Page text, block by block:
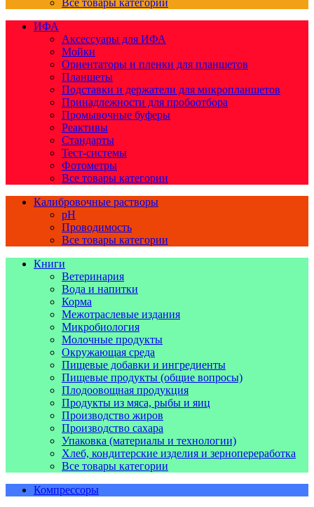
Все товары категории
ИФА
Аксессуары для ИФА
Мойки
Ориентаторы и пленки для планшетов
Планшеты
Подставки и держатели для микропланшетов
Принадлежности для пробоотбора
Промывочные буферы
Реактивы
Стандарты
Тест-системы
Фотометры
Все товары категории
Калибровочные растворы
pH
Проводимость
Все товары категории
Книги
Ветеринария
Вода и напитки
Корма
Межотраслевые издания
Микробиология
Молочные продукты
Окружающая среда
Пищевые добавки и ингредиенты
Пищевые продукты (общие вопросы)
Плодоовощная продукция
Продукты из мяса, рыбы и яиц
Производство жиров
Производство сахара
Упаковка (материалы и технологии)
Хлеб, кондитерские изделия и зернопереработка
Все товары категории
Компрессоры